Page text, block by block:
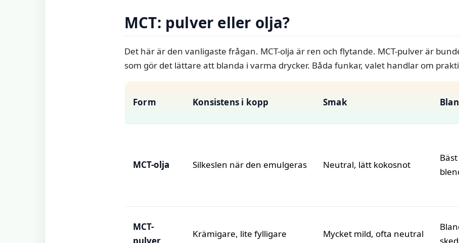
MCT: pulver eller olja?
Det här är den vanligaste frågan. MCT-olja är ren och flytande. MCT-pulver är
som gör det lättare att blanda i varma drycker. Båda funkar, valet handlar om
Form Konsistens i kopp Smak
MCT-olja Silkeslen när den emulgeras Neutral, lätt kokosnot
MCT-
Krämigare, lite fylligare Mycket mild, ofta neutral